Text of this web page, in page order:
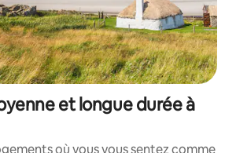
et longue durée à
où vous vous sentez comme